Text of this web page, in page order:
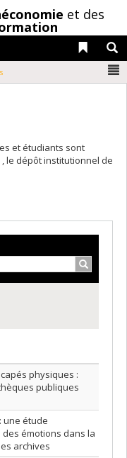
et des
Liens
et étudiants sont
, le dépôt institutionnel de
décroissant
physiques :
publiques
une étude
émotions dans la
archives